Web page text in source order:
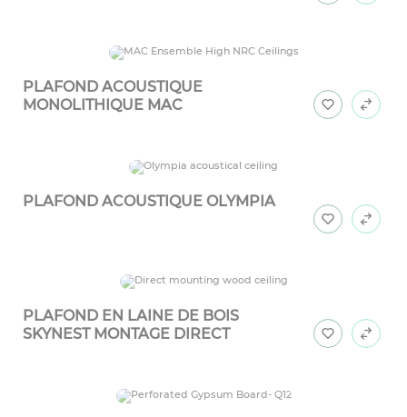
PLAFOND ACOUSTIQUE
MONOLITHIQUE MAC
PLAFOND ACOUSTIQUE OLYMPIA
PLAFOND EN LAINE DE BOIS
SKYNEST MONTAGE DIRECT